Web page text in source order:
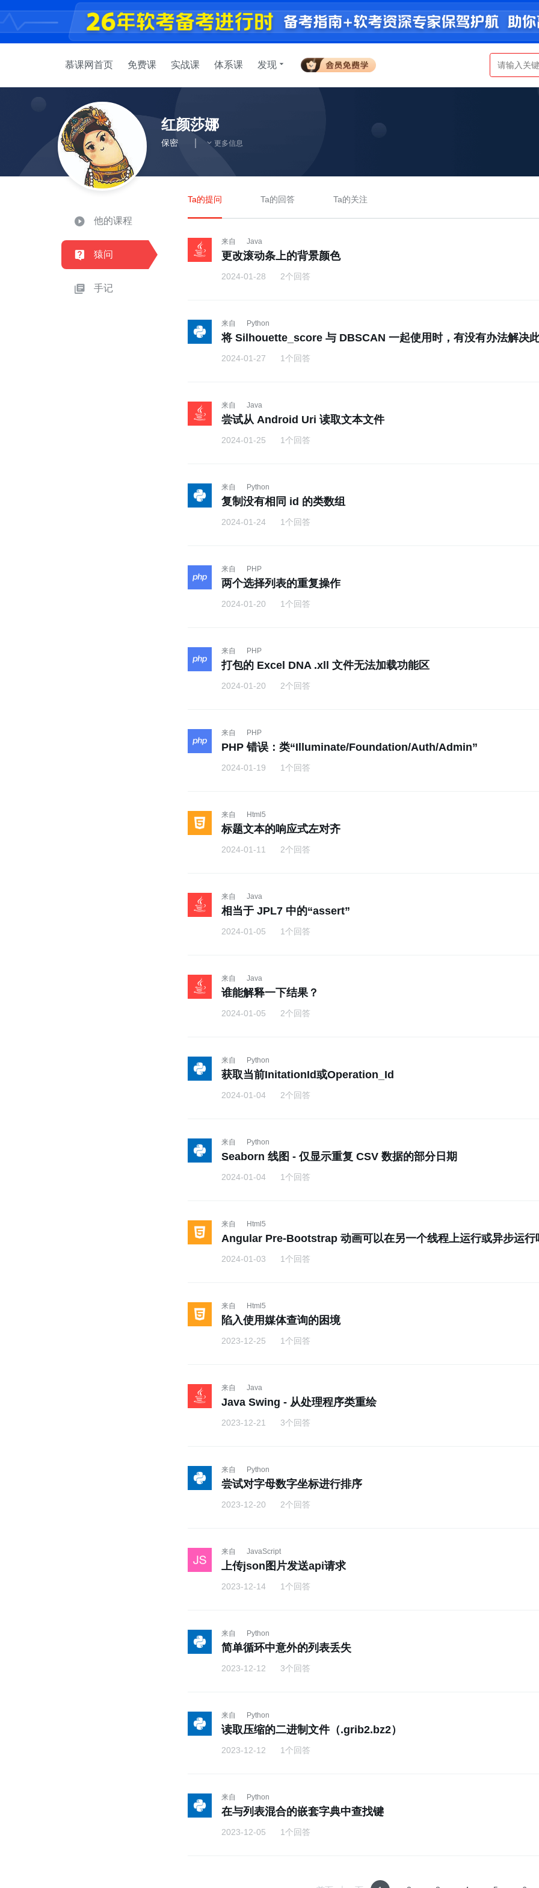
慕课网首页 免费课 实战课 体系课 发现
红颜莎娜
保密 更多信息
他的课程
猿问
手记
Ta的提问 Ta的回答 Ta的关注
来自 Java
更改滚动条上的背景颜色
2024-01-28 2个回答
来自 Python
将 Silhouette_score 与 DBSCAN 一起使用时，有没有办法解决
2024-01-27 1个回答
来自 Java
尝试从 Android Uri 读取文本文件
2024-01-25 1个回答
来自 Python
复制没有相同 id 的类数组
2024-01-24 1个回答
来自 PHP
两个选择列表的重复操作
2024-01-20 1个回答
来自 PHP
打包的 Excel DNA .xll 文件无法加载功能区
2024-01-20 2个回答
来自 PHP
PHP 错误：类“Illuminate/Foundation/Auth/Admin”
2024-01-19 1个回答
来自 Html5
标题文本的响应式左对齐
2024-01-11 2个回答
来自 Java
相当于 JPL7 中的“assert”
2024-01-05 1个回答
来自 Java
谁能解释一下结果？
2024-01-05 2个回答
来自 Python
获取当前InitationId或Operation_Id
2024-01-04 2个回答
来自 Python
Seaborn 线图 - 仅显示重复 CSV 数据的部分日期
2024-01-04 1个回答
来自 Html5
Angular Pre-Bootstrap 动画可以在另一个线程上运行或异步运行
2024-01-03 1个回答
来自 Html5
陷入使用媒体查询的困境
2023-12-25 1个回答
来自 Java
Java Swing - 从处理程序类重绘
2023-12-21 3个回答
来自 Python
尝试对字母数字坐标进行排序
2023-12-20 2个回答
来自 JavaScript
上传json图片发送api请求
2023-12-14 1个回答
来自 Python
简单循环中意外的列表丢失
2023-12-12 3个回答
来自 Python
读取压缩的二进制文件（.grib2.bz2）
2023-12-12 1个回答
来自 Python
在与列表混合的嵌套字典中查找键
2023-12-05 1个回答